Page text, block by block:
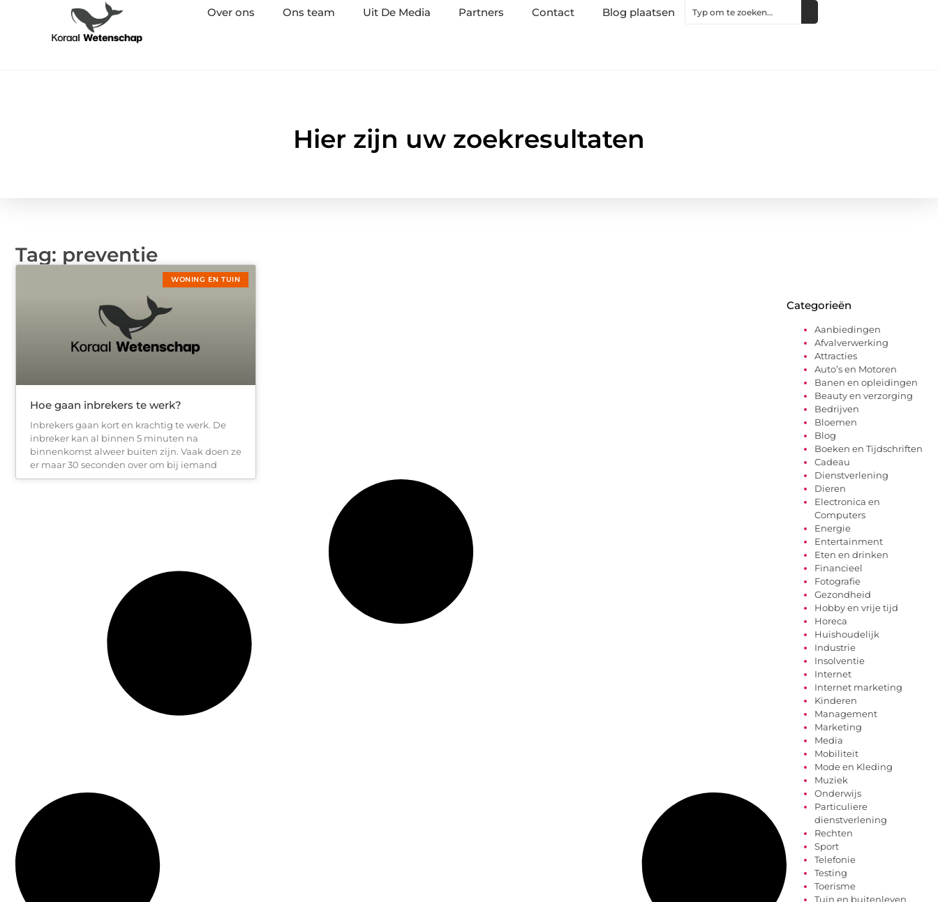
Over ons Ons team Uit De Media Partners Contact Blog plaatsen
Hier zijn uw zoekresultaten
Tag: preventie
WONING EN TUIN
Hoe gaan inbrekers te werk?
Inbrekers gaan kort en krachtig te werk. De
inbreker kan al binnen 5 minuten na
binnenkomst alweer buiten zijn. Vaak doen ze
er maar 30 seconden over om bij iemand
Categorieën
Aanbiedingen
Afvalverwerking
Attracties
Auto’s en Motoren
Banen en opleidingen
Beauty en verzorging
Bedrijven
Bloemen
Blog
Boeken en Tijdschriften
Cadeau
Dienstverlening
Dieren
Electronica en
Computers
Energie
Entertainment
Eten en drinken
Financieel
Fotografie
Gezondheid
Hobby en vrije tijd
Horeca
Huishoudelijk
Industrie
Insolventie
Internet
Internet marketing
Kinderen
Management
Marketing
Media
Mobiliteit
Mode en Kleding
Muziek
Onderwijs
Particuliere
dienstverlening
Rechten
Sport
Telefonie
Testing
Toerisme
Tuin en buitenleven